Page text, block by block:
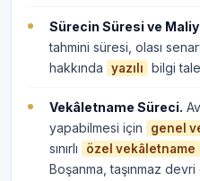
Sürecin Süresi ve
tahmini süresi, olası
hakkında
yazılı bilgi
Vekâletname Süreci.
yapabilmesi için
genel
sınırlı
özel vekâletname
Boşanma, taşınmaz